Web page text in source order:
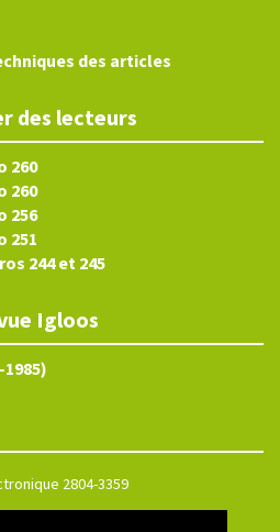
des articles
des lecteurs
260
260
256
251
244 et 245
Igloos
2804-3359